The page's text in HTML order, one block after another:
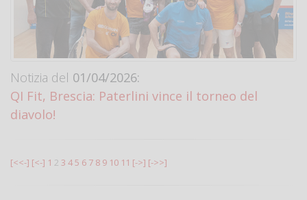
Notizia del 01/04/2026:
QI Fit, Brescia: Paterlini vince il torneo del
diavolo!
[<<-] [<-] 1 2 3 45 6 7 8 9 10 11 [->] [->>]